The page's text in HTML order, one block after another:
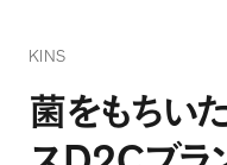
KINS
菌をもちい